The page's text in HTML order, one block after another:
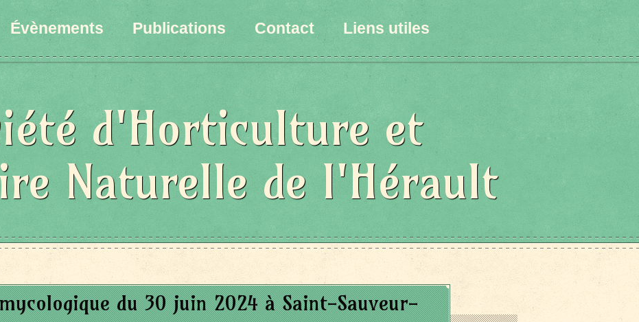
Évènements Publications Contact Liens utiles
d'Horticulture et
Naturelle de l'Hérault
du 30 juin 2024 à Saint-Sauveur-